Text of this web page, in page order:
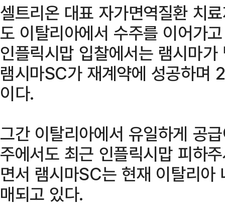
셀트리온 대표 자가면역질환 치
도 이탈리아에서 수주를 이어가
인플릭시맙 입찰에서는 램시마
램시마SC가 재계약에 성공하며
이다.
그간 이탈리아에서 유일하게 공
주에서도 최근 인플릭시맙 피하
면서 램시마SC는 현재 이탈리
매되고 있다.